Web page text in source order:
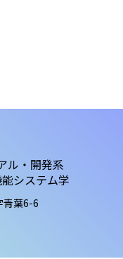
ル・開発系
システム学
青葉6-6